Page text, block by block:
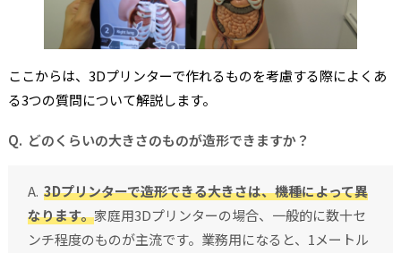
ここからは、3Dプリンターで作れるものを考慮する際によくあ
る3つの質問について解説します。
どのくらいの大きさのものが造形できますか？
3Dプリンターで造形できる大きさは、機種によって異
なります。家庭用3Dプリンターの場合、一般的に数十セ
ンチ程度のものが主流です。業務用になると、1メートル